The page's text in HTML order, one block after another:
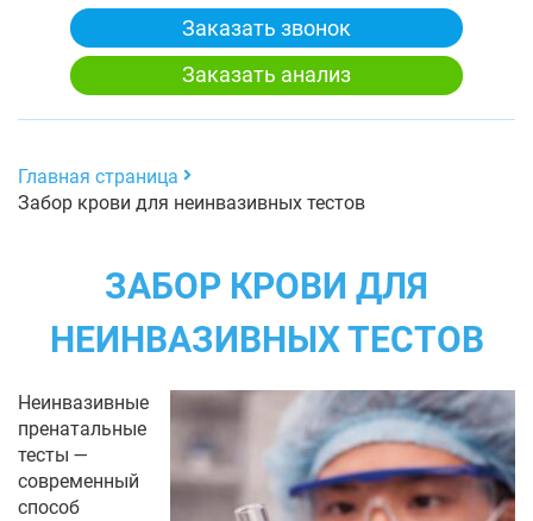
Заказать звонок
Заказать анализ
Главная страница
Забор крови для неинвазивных тестов
ЗАБОР КРОВИ ДЛЯ
НЕИНВАЗИВНЫХ ТЕСТОВ
Неинвазивные
пренатальные
тесты —
современный
способ